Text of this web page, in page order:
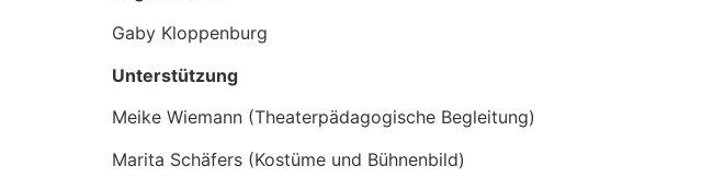
Gaby Kloppenburg
Unterstützung
Meike Wiemann (Theaterpädagogische Begleitung)
Marita Schäfers (Kostüme und Bühnenbild)